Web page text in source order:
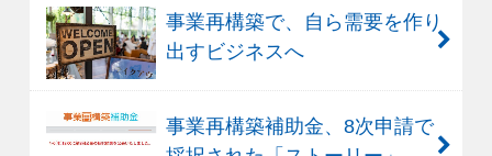
事業再構築で、自ら需要を作り
出すビジネスへ
事業再構築補助金、8次申請で